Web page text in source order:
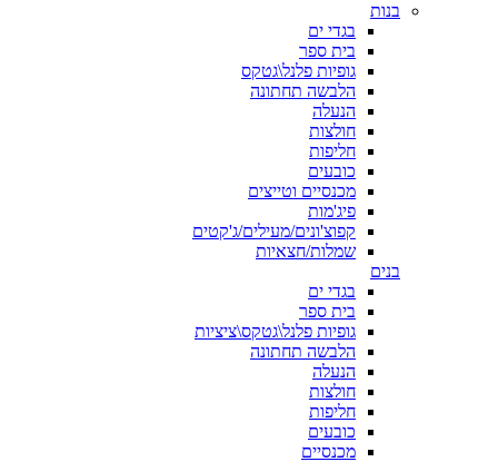
בנות
בגדי ים
בית ספר
גופיות פלנל\גטקס
הלבשה תחתונה
הנעלה
חולצות
חליפות
כובעים
מכנסיים וטייצים
פיג'מות
קפוצ'ונים/מעילים/ג'קטים
שמלות/חצאיות
בנים
בגדי ים
בית ספר
גופיות פלנל\גטקס\ציציות
הלבשה תחתונה
הנעלה
חולצות
חליפות
כובעים
מכנסיים